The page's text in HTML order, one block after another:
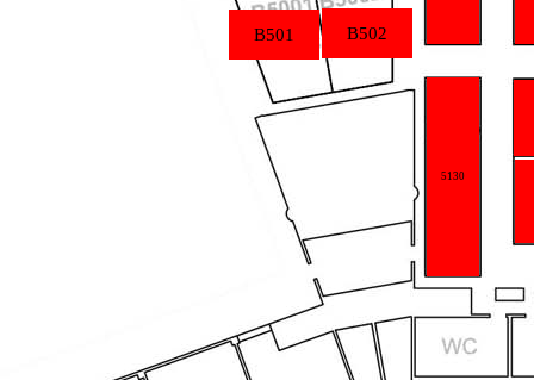
5130
B501 B502